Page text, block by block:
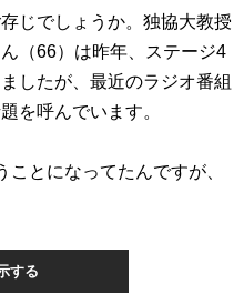
じでしょうか。独協大教授
（66）は昨年、ステージ4
したが、最近のラジオ番組
を呼んでいます。
ことになってたんですが、
する